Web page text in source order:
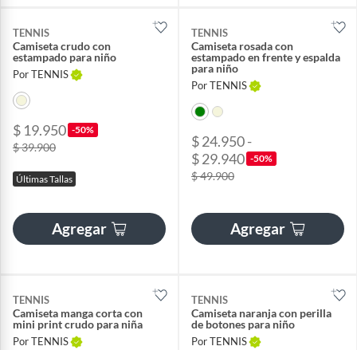
TENNIS
Camiseta crudo con
estampado para niño
Por TENNIS
$ 19.950 -50%
$ 39.900
Últimas Tallas
Agregar
TENNIS
Camiseta rosada con
estampado en frente y espalda
para niño
Por TENNIS
$ 24.950 -
$ 29.940 -50%
$ 49.900
Agregar
TENNIS
Camiseta manga corta con
mini print crudo para niña
Por TENNIS
TENNIS
Camiseta naranja con perilla
de botones para niño
Por TENNIS